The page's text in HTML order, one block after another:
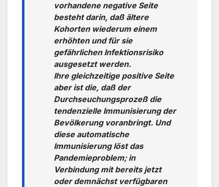
vorhandene negative Seite
besteht darin, daß ältere
Kohorten wiederum einem
erhöhten und für sie
gefährlichen Infektionsrisiko
ausgesetzt werden.
Ihre gleichzeitige positive Seite
aber ist die, daß der
Durchseuchungsprozeß die
tendenzielle Immunisierung der
Bevölkerung voranbringt. Und
diese automatische
Immunisierung löst das
Pandemieproblem; in
Verbindung mit bereits jetzt
oder demnächst verfügbaren